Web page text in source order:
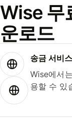
Wise 무
운로드
송금 서비
Wise에서
용할 수 있